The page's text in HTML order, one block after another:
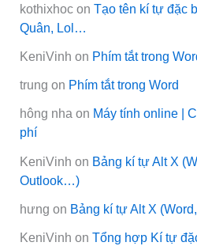
kothixhoc onTạo tên kí tự đặc
Quân, Lol…
KeniVinh on Phím tắt trong
trung on Phím tắt trong Word
hông nha on Máy tính online |
phí
KeniVinh on Bảng kí tự Alt X
Outlook…)
hưng on Bảng kí tự Alt X
KeniVinh onTổng hợp Kí tự